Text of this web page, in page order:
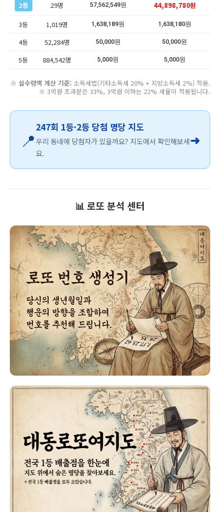
2등 29명 57,562,549원 44,898,780원
3등 1,019명 1,638,189원 1,638,180원
4등 52,284명 50,000원 50,000원
5등 884,542명 5,000원 5,000원
※ 실수령액 계산 기준: 소득세법(기타소득세 20% + 지방소득세 2%) 적용.
※ 3억원 초과분은 33%, 3억원 이하는 22% 세율이 적용됩니다.
📍
247회 1등·2등 당첨 명당 지도
우리 동네에 당첨자가 있을까요? 지도에서 확인해보세
요.
➜
📊 로또 분석 센터